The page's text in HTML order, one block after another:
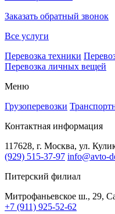
Заказать обратный звонок
Все услуги
Перевозка техники
Перевозка личных вещей
Меню
Грузоперевозки
Контактная информация
117628, г. Москва, ул.
(929) 515-37-97 info@avto-
Питерский филиал
Митрофаньевское ш., 29,
+7 (911) 925-52-62